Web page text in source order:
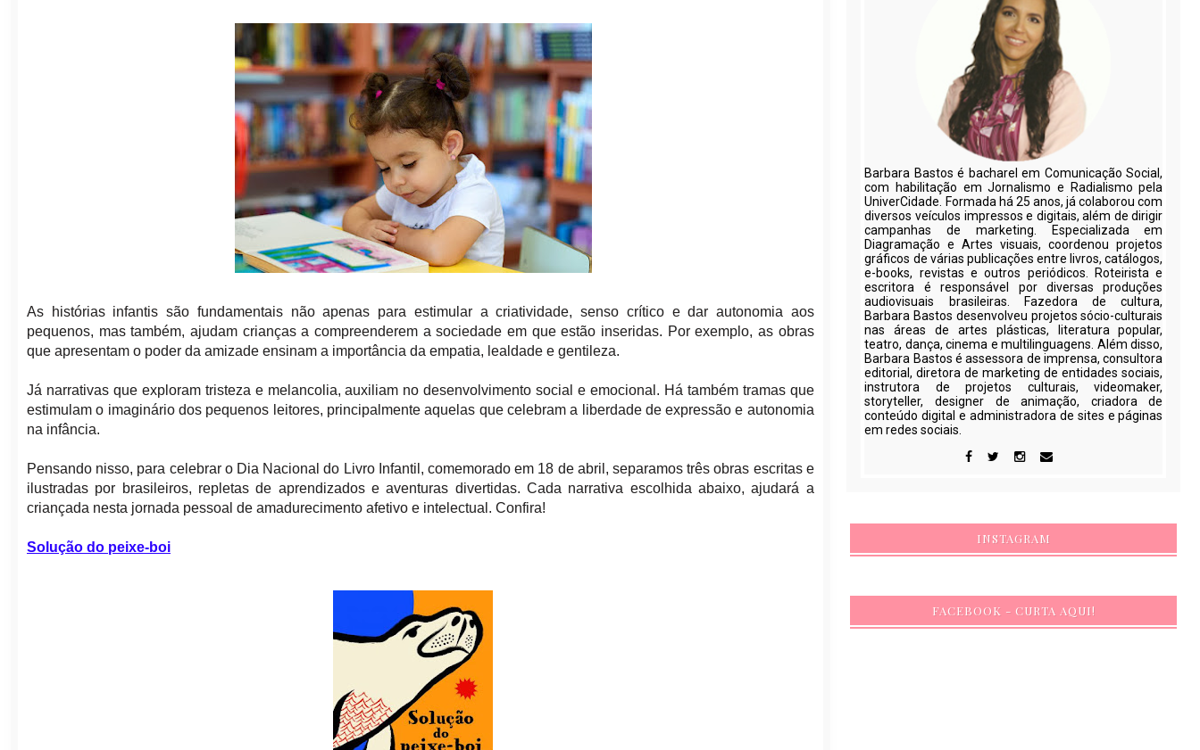
As histórias infantis são fundamentais não apenas para estimular a criatividade, senso crítico e dar autonomia aos
pequenos, mas também, ajudam crianças a compreenderem a sociedade em que estão inseridas. Por exemplo, as obras
que apresentam o poder da amizade ensinam a importância da empatia, lealdade e gentileza.
Já narrativas que exploram tristeza e melancolia, auxiliam no desenvolvimento social e emocional. Há também tramas que
estimulam o imaginário dos pequenos leitores, principalmente aquelas que celebram a liberdade de expressão e autonomia
na infância.
Pensando nisso, para celebrar o Dia Nacional do Livro Infantil, comemorado em 18 de abril, separamos três obras escritas e
ilustradas por brasileiros, repletas de aprendizados e aventuras divertidas. Cada narrativa escolhida abaixo, ajudará a
criançada nesta jornada pessoal de amadurecimento afetivo e intelectual. Confira!
Solução do peixe-boi
Barbara Bastos é bacharel em Comunicação Social,
com habilitação em Jornalismo e Radialismo pela
UniverCidade. Formada há 25 anos, já colaborou com
diversos veículos impressos e digitais, além de dirigir
campanhas de marketing. Especializada em
Diagramação e Artes visuais, coordenou projetos
gráficos de várias publicações entre livros, catálogos,
e-books, revistas e outros periódicos. Roteirista e
escritora é responsável por diversas produções
audiovisuais brasileiras. Fazedora de cultura,
Barbara Bastos desenvolveu projetos sócio-culturais
nas áreas de artes plásticas, literatura popular,
teatro, dança, cinema e multilinguagens. Além disso,
Barbara Bastos é assessora de imprensa, consultora
editorial, diretora de marketing de entidades sociais,
instrutora de projetos culturais, videomaker,
storyteller, designer de animação, criadora de
conteúdo digital e administradora de sites e páginas
em redes sociais.
INSTAGRAM
FACEBOOK - CURTA AQUI!